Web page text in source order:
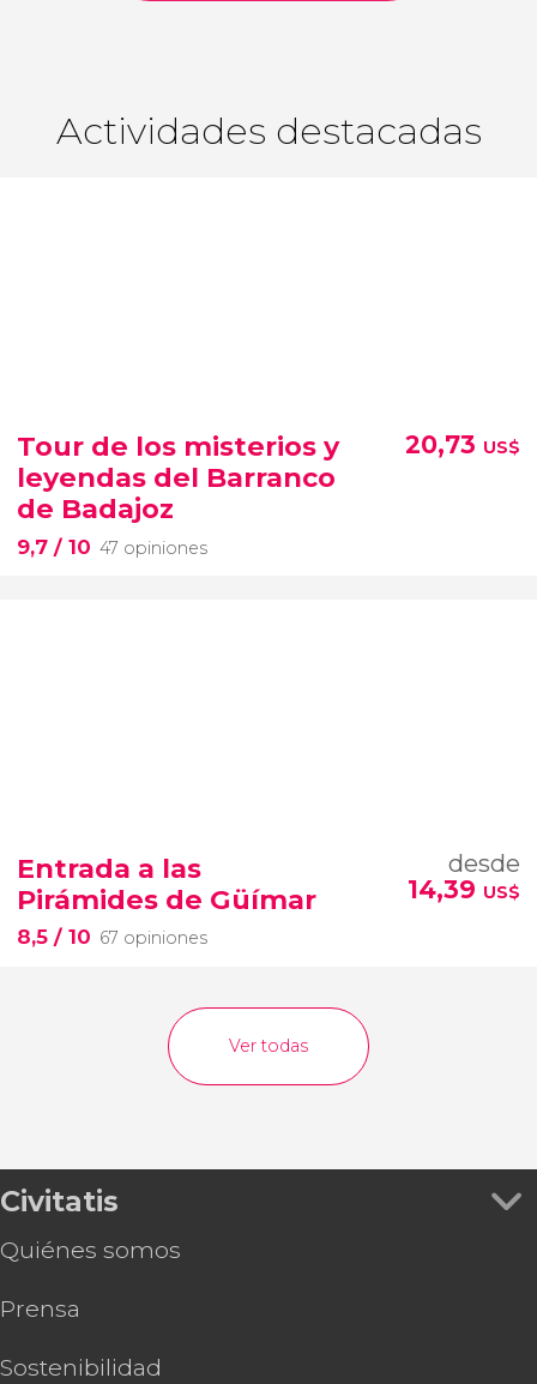
Actividades destacadas
Tour de los misterios y
leyendas del Barranco
de Badajoz
9,7 / 10 47 opiniones
20,73 US$
Entrada a las
Pirámides de Güímar
8,5 / 10 67 opiniones
desde
14,39 US$
Ver todas
Civitatis
Quiénes somos
Prensa
Sostenibilidad